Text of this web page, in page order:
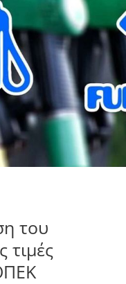
του
τιμές